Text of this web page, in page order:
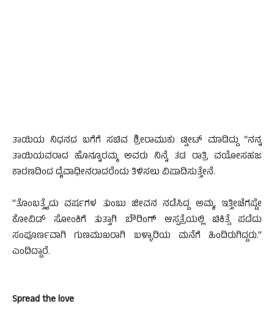
ತಾಯಿಯ ನಿಧನದ ಬಗೆಗೆ ಸಚಿವ ಶ್ರೀರಾಮುಕು ಟ್ವೀಟ್ ಮಾಡಿದ್ದು “ನನ್ನ
ತಾಯಿಯವರಾದ ಹೊನ್ನೂರಮ್ಮ ಅವರು ನಿನ್ನೆ ತಡ ರಾತ್ರಿ ವಯೋಸಹಜ
ಕಾರಣದಿಂದ ದೈವಾಧೀನರಾದರೆಂದು ತಿಳಿಸಲು ವಿಷಾದಿಸುತ್ತೇನೆ.
“ತೊಂಬತ್ತೈದು ವರ್ಷಗಳ ತುಂಬು ಜೀವನ ನಡೆಸಿದ್ದ ಅಮ್ಮ, ಇತ್ತೀಚೆಗಷ್ಟೇ
ಕೋವಿಡ್ ಸೋಂಕಿಗೆ ತುತ್ತಾಗಿ ಬೌರಿಂಗ್ ಆಸ್ಪತ್ರೆಯಲ್ಲಿ ಚಿಕಿತ್ಸೆ ಪಡೆದು
ಸಂಪೂರ್ಣವಾಗಿ ಗುಣಮುಖರಾಗಿ ಬಳ್ಳಾರಿಯ ಮನೆಗೆ ಹಿಂದಿರುಗಿದ್ದರು.”
ಎಂದಿದ್ದಾರೆ.
Spread the love